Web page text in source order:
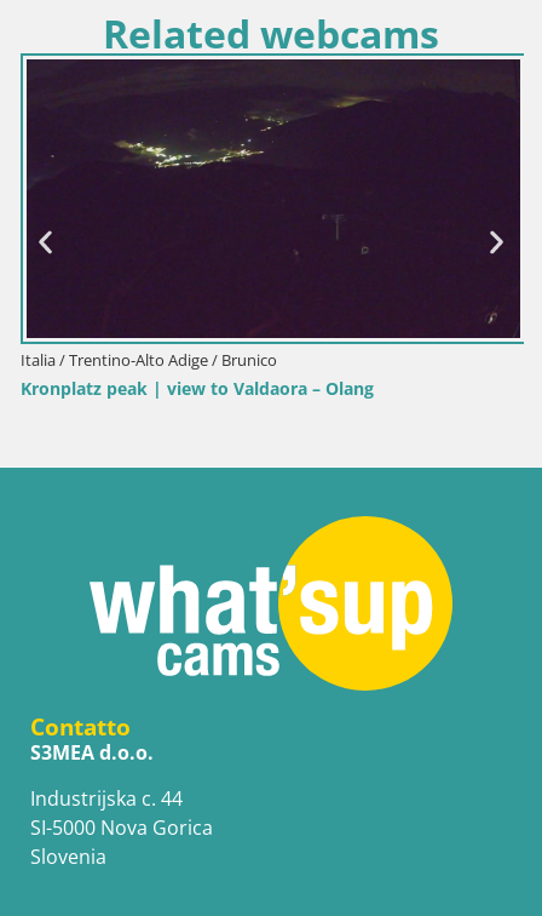
Related webcams
Italia / Trentino-Alto Adige / Brunico
Kronplatz peak | view to Valdaora – Olang
Contatto
S3MEA d.o.o.
Industrijska c. 44
SI-5000 Nova Gorica
Slovenia